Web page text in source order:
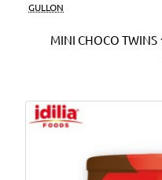
GULLON